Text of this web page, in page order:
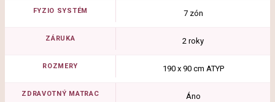
FYZIO SYSTÉM 7 zón
ZÁRUKA 2 roky
ROZMERY 190 x 90 cm ATYP
ZDRAVOTNÝ MATRAC Áno